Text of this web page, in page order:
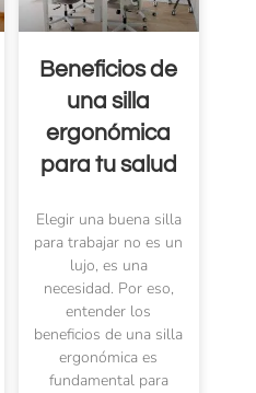
Beneficios de
una silla
ergonómica
para tu salud
Elegir una buena silla
para trabajar no es un
lujo, es una
necesidad. Por eso,
entender los
beneficios de una silla
ergonómica es
fundamental para